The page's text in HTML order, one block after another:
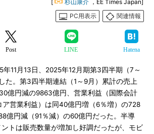
[ 杉山康介 ，EE Times Japan]
PC用表示
関連情報
Post LINE Hatena
11月13日、2025年12月期第3四半期（7～
た。第3四半期連結（1～9月）累計の売上
億円減の9863億円、営業利益（国際会計
ア営業利益）は同40億円増（6％増）の728
億円減（91％減）の60億円だった。半導
トは販売数量が増加し好調だったが、モビ